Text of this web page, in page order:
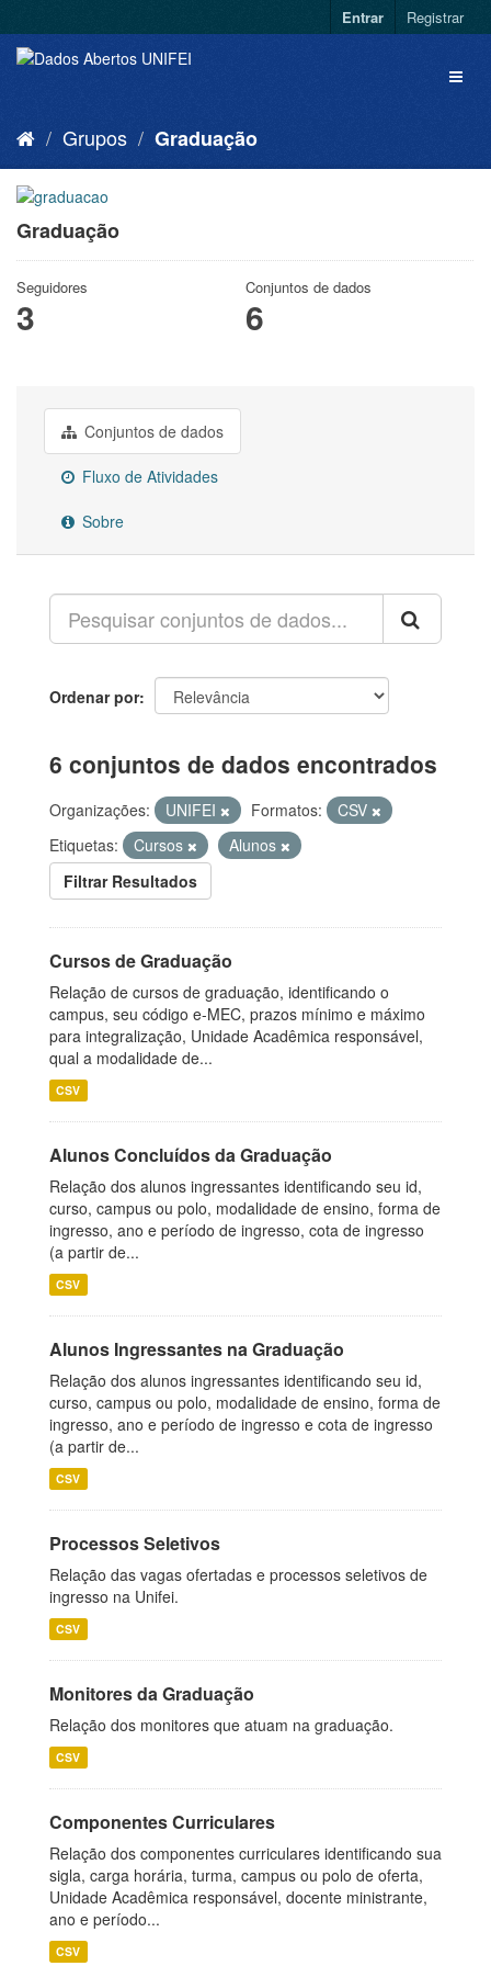
Entrar Registrar
Grupos Graduação
Graduação
Seguidores
3
Conjuntos de dados
6
Conjuntos de dados
Fluxo de Atividades
Sobre
Ordenar por
6 conjuntos de dados encontrados
Organizações: UNIFEI Formatos:
CSV
Etiquetas:
Cursos
Alunos
Filtrar Resultados
Cursos de Graduação
Relação de cursos de graduação, identificando o
campus, seu código e-MEC, prazos mínimo e máximo
para integralização, Unidade Acadêmica responsável,
qual a modalidade de...
CSV
Alunos Concluídos da Graduação
Relação dos alunos ingressantes identificando seu id,
curso, campus ou polo, modalidade de ensino, forma de
ingresso, ano e período de ingresso, cota de ingresso
(a partir de...
CSV
Alunos Ingressantes na Graduação
Relação dos alunos ingressantes identificando seu id,
curso, campus ou polo, modalidade de ensino, forma de
ingresso, ano e período de ingresso e cota de ingresso
(a partir de...
CSV
Processos Seletivos
Relação das vagas ofertadas e processos seletivos de
ingresso na Unifei.
CSV
Monitores da Graduação
Relação dos monitores que atuam na graduação.
CSV
Componentes Curriculares
Relação dos componentes curriculares identificando sua
sigla, carga horária, turma, campus ou polo de oferta,
Unidade Acadêmica responsável, docente ministrante,
ano e período...
CSV